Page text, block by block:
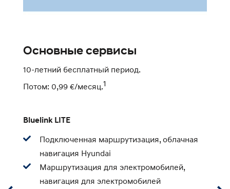
Основные сервисы
10-летний бесплатный период.
Потом: 0,99 €/месяц.1
Bluelink LITE
Подключенная маршрутизация, облачная
навигация Hyundai
Маршрутизация для электромобилей,
навигация для электромобилей